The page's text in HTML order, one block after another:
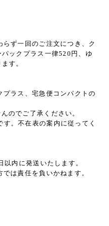
ず一回のご注文につき、ク
ックプラス一律520円、ゆ
す。
ラス、宅急便コンパクトの
のでご了承ください。
す。不在表の案内に従ってく
内に発送いたします。
は責任を負いかねます。